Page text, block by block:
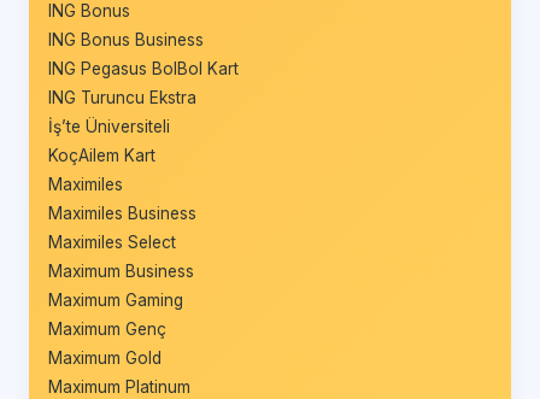
ING Bonus
ING Bonus Business
ING Pegasus BolBol Kart
ING Turuncu Ekstra
İş’te Üniversiteli
KoçAilem Kart
Maximiles
Maximiles Business
Maximiles Select
Maximum Business
Maximum Gaming
Maximum Genç
Maximum Gold
Maximum Platinum